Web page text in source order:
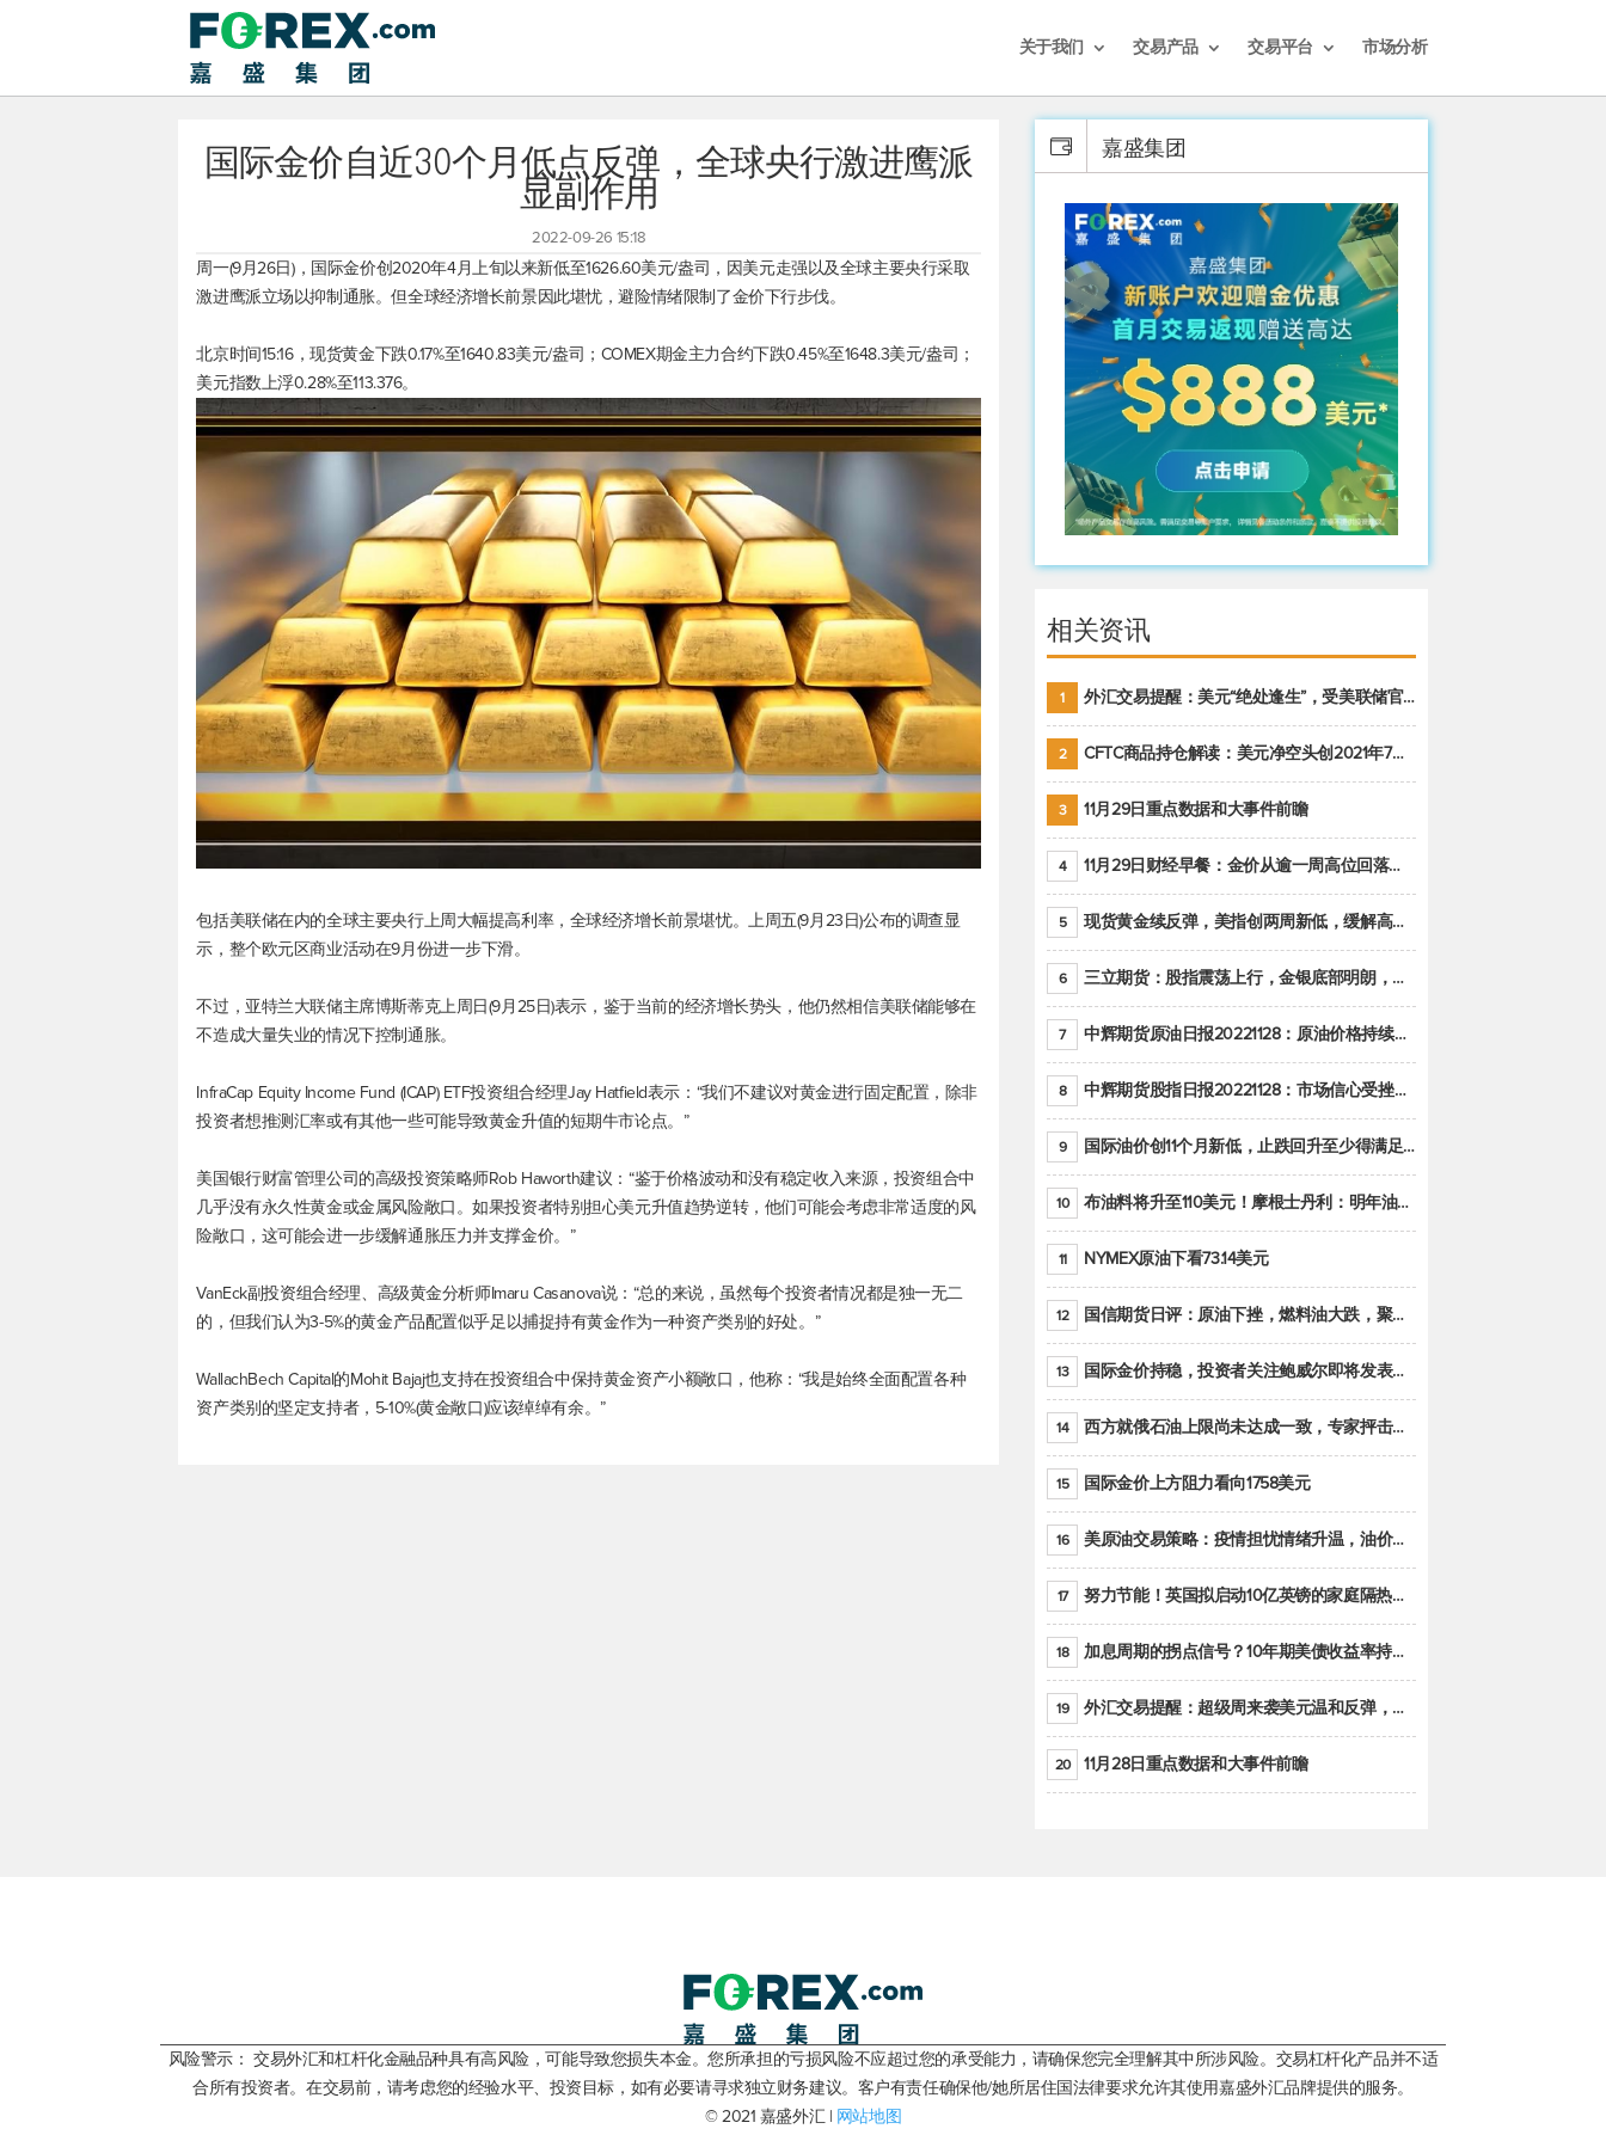
关于我们 交易产品 交易平台 市场分析
国际金价自近30个月低点反弹，全球央行激进鹰派
显副作用
2022-09-26 15:18
周一(9月26日)，国际金价创2020年4月上旬以来新低至1626.60美元/盎司，因美元走强以及全球主要央行采取
激进鹰派立场以抑制通胀。但全球经济增长前景因此堪忧，避险情绪限制了金价下行步伐。
北京时间15:16，现货黄金下跌0.17%至1640.83美元/盎司；COMEX期金主力合约下跌0.45%至1648.3美元/盎司；
美元指数上浮0.28%至113.376。
包括美联储在内的全球主要央行上周大幅提高利率，全球经济增长前景堪忧。上周五(9月23日)公布的调查显
示，整个欧元区商业活动在9月份进一步下滑。
不过，亚特兰大联储主席博斯蒂克上周日(9月25日)表示，鉴于当前的经济增长势头，他仍然相信美联储能够在
不造成大量失业的情况下控制通胀。
InfraCap Equity Income Fund (ICAP) ETF投资组合经理Jay Hatfield表示：“我们不建议对黄金进行固定配置，除非
投资者想推测汇率或有其他一些可能导致黄金升值的短期牛市论点。”
美国银行财富管理公司的高级投资策略师Rob Haworth建议：“鉴于价格波动和没有稳定收入来源，投资组合中
几乎没有永久性黄金或金属风险敞口。如果投资者特别担心美元升值趋势逆转，他们可能会考虑非常适度的风
险敞口，这可能会进一步缓解通胀压力并支撑金价。”
VanEck副投资组合经理、高级黄金分析师Imaru Casanova说：“总的来说，虽然每个投资者情况都是独一无二
的，但我们认为3-5%的黄金产品配置似乎足以捕捉持有黄金作为一种资产类别的好处。”
WallachBech Capital的Mohit Bajaj也支持在投资组合中保持黄金资产小额敞口，他称：“我是始终全面配置各种
资产类别的坚定支持者，5-10%(黄金敞口)应该绰绰有余。”
嘉盛集团
相关资讯
1 外汇交易提醒：美元“绝处逢生”，受美联储官员鹰派讲话支撑
2 CFTC商品持仓解读：美元净空头创2021年7月以来最大，黄金期货投机性净多头头寸减少
3 11月29日重点数据和大事件前瞻
4 11月29日财经早餐：金价从逾一周高位回落，美联储官员重申鹰派立场推动美元回升
5 现货黄金续反弹，美指创两周新低，缓解高通胀美国须治本
6 三立期货：股指震荡上行，金银底部明朗，原油偏弱走势(20221128收评)
7 中辉期货原油日报20221128：原油价格持续下降，市场关注OPEC+新一轮产能政策
8 中辉期货股指日报20221128：市场信心受挫，股指全线回调
9 国际油价创11个月新低，止跌回升至少得满足二大条件之一
10 布油料将升至110美元！摩根士丹利：明年油市面临七大不确定性
11 NYMEX原油下看73.14美元
12 国信期货日评：原油下挫，燃料油大跌，聚烯烃谨慎回调
13 国际金价持稳，投资者关注鲍威尔即将发表的讲话
14 西方就俄石油上限尚未达成一致，专家抨击限价是无用功
15 国际金价上方阻力看向1758美元
16 美原油交易策略：疫情担忧情绪升温，油价跌创年内新低
17 努力节能！英国拟启动10亿英镑的家庭隔热工程 减少能源消耗
18 加息周期的拐点信号？10年期美债收益率持续低于联邦基金利率目标区间
19 外汇交易提醒：超级周来袭美元温和反弹，警惕筑底可能性
20 11月28日重点数据和大事件前瞻
风险警示： 交易外汇和杠杆化金融品种具有高风险，可能导致您损失本金。您所承担的亏损风险不应超过您的承受能力，请确保您完全理解其中所涉风险。交易杠杆化产品并不适
合所有投资者。在交易前，请考虑您的经验水平、投资目标，如有必要请寻求独立财务建议。客户有责任确保他/她所居住国法律要求允许其使用嘉盛外汇品牌提供的服务。
© 2021 嘉盛外汇 | 网站地图